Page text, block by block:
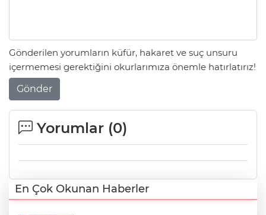
Gönderilen yorumların küfür, hakaret ve suç unsuru
içermemesi gerektiğini okurlarımıza önemle hatırlatırız!
Gönder
Yorumlar (0)
En Çok Okunan Haberler